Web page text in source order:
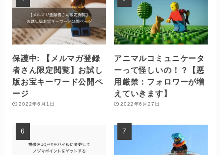
保護中: 【メルマガ登録
者さん限定閲覧】お試し
版お宝キーワード公開ペ
ージ
2022年6月1日
アニマルコミュニケータ
ーって怪しいの！？【悪
用厳禁：フォロワーが増
えていきます】
2022年6月27日